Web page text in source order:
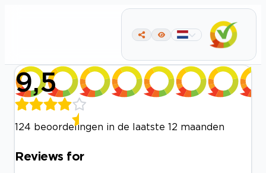
9,5
124 beoordelingen in de laatste 12 maanden
Reviews for